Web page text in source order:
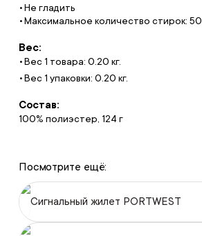
Не гладить
Максимальное количество стирок: 50
Вес:
Вес 1 товара: 0.20 кг.
Вес 1 упаковки: 0.20 кг.
Состав:
100% полиэстер, 124 г
Посмотрите ещё:
Сигнальный жилет PORTWEST